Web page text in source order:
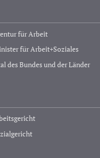
für Arbeit
für Arbeit+Soziales
des Bundes und der Länder